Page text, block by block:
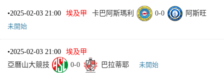
•2025-02-03 21:00 埃及甲 卡巴阿斯瑪利 0-0
阿斯旺
未開始
•2025-02-03 21:00
埃及甲
亞曆山大競技
0-0 巴拉蒂耶 未開始